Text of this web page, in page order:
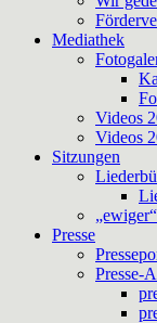
Mediathek
Videos
Videos
Sitzungen
Presse
Presse-